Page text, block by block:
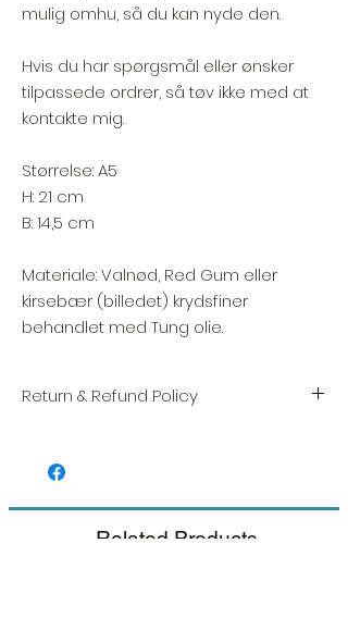
mulig omhu, så du kan nyde den.
Hvis du har spørgsmål eller ønsker
tilpassede ordrer, så tøv ikke med at
kontakte mig.
Størrelse: A5
H: 21 cm
B: 14,5 cm
Materiale: Valnød, Red Gum eller
kirsebær (billedet) krydsfiner
behandlet med Tung olie.
Return & Refund Policy
vores højeste prioritet, og vi inspicerer altid
Hvis du bemærker nogen skade, når du
Related Products